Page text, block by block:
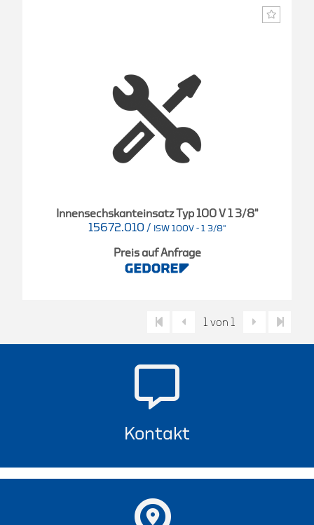
Innensechskanteinsatz Typ 100 V 1 3/8"
15672.010 / ISW 100V - 1 3/8"
Preis auf Anfrage
1 von 1
Kontakt